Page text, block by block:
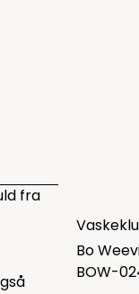
fra
Bo
BOW-